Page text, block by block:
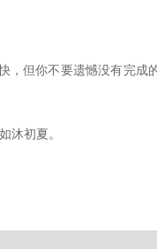
，但你不要遗憾没有完成
沐初夏。